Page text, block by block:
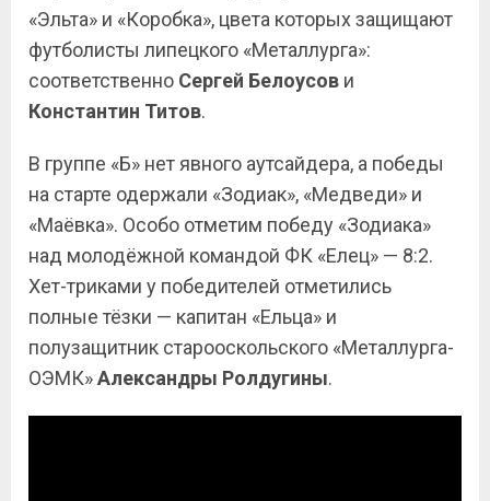
«Эльта» и «Коробка», цвета которых защищают
футболисты липецкого «Металлурга»:
соответственно Сергей Белоусов и
Константин Титов.
В группе «Б» нет явного аутсайдера, а победы
на старте одержали «Зодиак», «Медведи» и
«Маёвка». Особо отметим победу «Зодиака»
над молодёжной командой ФК «Елец» — 8:2.
Хет-триками у победителей отметились
полные тёзки — капитан «Ельца» и
полузащитник старооскольского «Металлурга-
ОЭМК»Александры Ролдугины.